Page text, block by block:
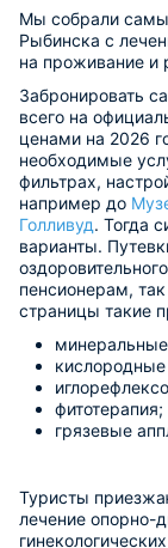
Мы собрали
Рыбинска с
на проживание и
Забронировать
всего на
ценами на 2026
необходимые
фильтрах,
например до
Голливуд. Тогда
варианты.
пенсионерам,
страницы такие
кислородные
фитотерапия;
грязевые
Туристы
лечение опорно-